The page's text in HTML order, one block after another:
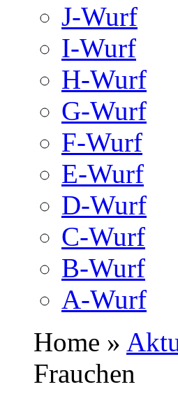
J-Wurf
I-Wurf
H-Wurf
G-Wurf
F-Wurf
E-Wurf
D-Wurf
C-Wurf
B-Wurf
A-Wurf
Home »
Frauchen